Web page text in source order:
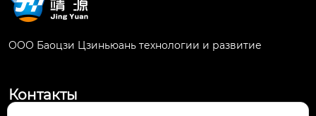
ООО Баоцзи Цзиньюань технологии и развитие
Контакты